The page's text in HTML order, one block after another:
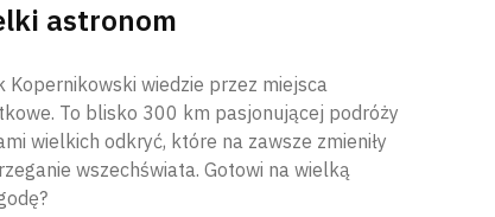
astronom
Kopernikowski wiedzie przez miejsca
To blisko 300 km pasjonującej podróży
wielkich odkryć, które na zawsze zmieniły
wszechświata. Gotowi na wielką